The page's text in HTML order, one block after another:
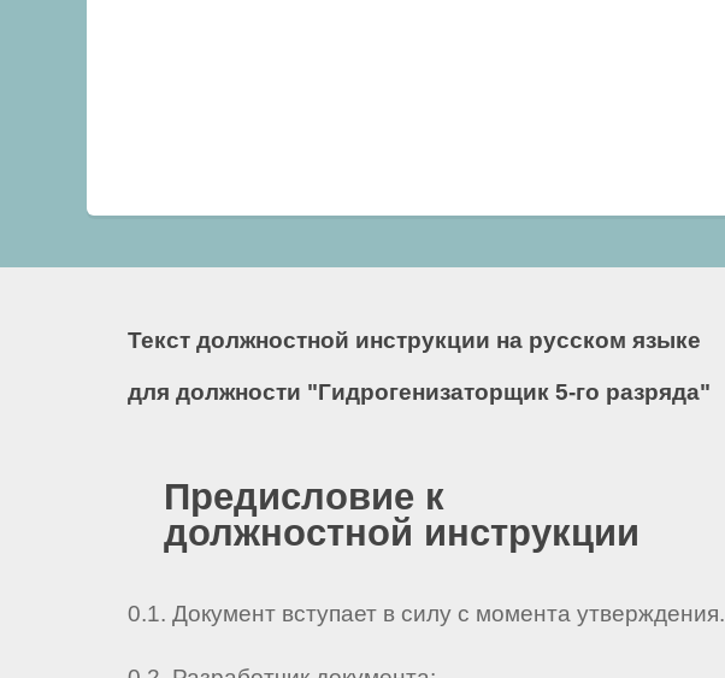
Текст должностной инструкции на русском языке
для должности "Гидрогенизаторщик 5-го разряда"
Предисловие к
должностной инструкции
0.1. Документ вступает в силу с момента утверждения.